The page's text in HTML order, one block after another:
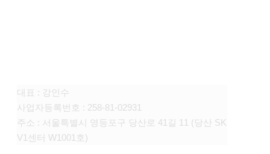
대표 : 강인수
사업자등록번호 : 258-81-02931
주소 : 서울특별시 영등포구 당산로 41길 11 (당산 SK
V1센터 W1001호)